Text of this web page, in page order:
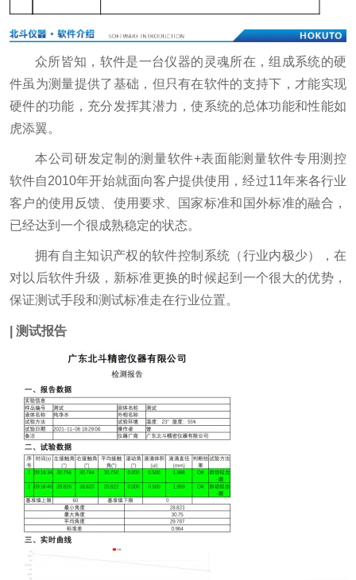
众所皆知，软件是一台仪器的灵魂所在，组成系统的硬
件虽为测量提供了基础，但只有在软件的支持下，才能实现
硬件的功能，充分发挥其潜力，使系统的总体功能和性能如
虎添翼。
本公司研发定制的测量软件+表面能测量软件专用测控
软件自2010年开始就面向客户提供使用，经过11年来各行业
客户的使用反馈、使用要求、国家标准和国外标准的融合，
已经达到一个很成熟稳定的状态。
拥有自主知识产权的软件控制系统（行业内极少），在
对以后软件升级，新标准更换的时候起到一个很大的优势，
保证测试手段和测试标准走在行业位置。
| 测试报告